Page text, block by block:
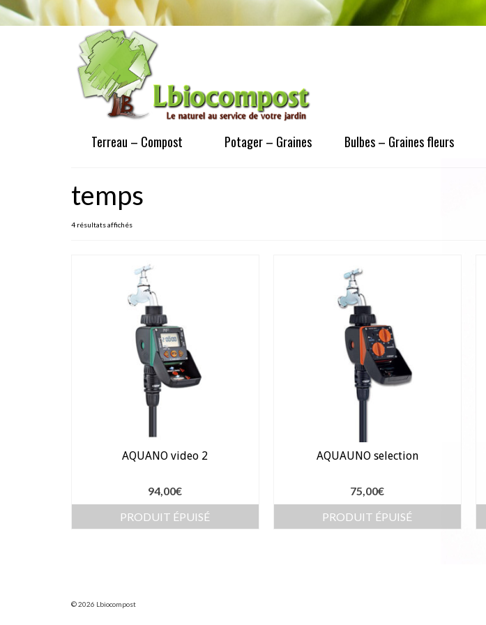
Terreau – Compost Potager – Graines Bulbes – Graines fleurs
temps
4 résultats affichés
AQUANO video 2
94,00€
PRODUIT ÉPUISÉ
AQUAUNO selection
75,00€
PRODUIT ÉPUISÉ
© 2026 Lbiocompost